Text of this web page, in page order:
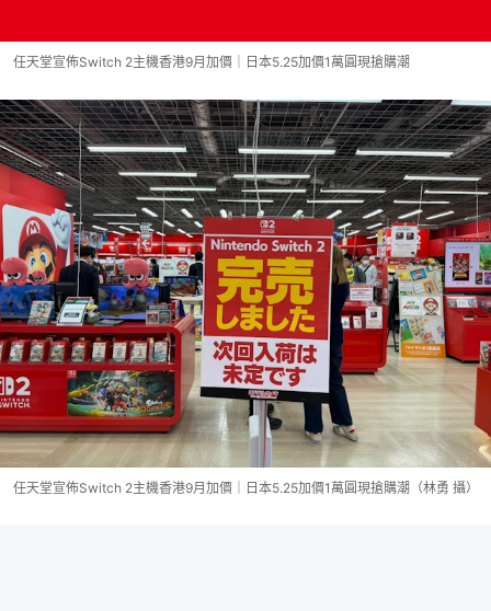
任天堂宣佈Switch 2主機香港9月加價｜日本5.25加價1萬圓現搶購潮
任天堂宣佈Switch 2主機香港9月加價｜日本5.25加價1萬圓現搶購潮（林勇 攝）